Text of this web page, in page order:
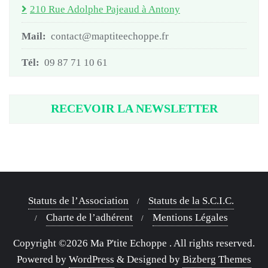
210 Rue Adolphe Pajeaud à Antony
Mail: contact@maptiteechoppe.fr
Tél: 09 87 71 10 61
RECEVOIR LA NEWSLETTER
Statuts de l’Association
Statuts de la S.C.I.C.
Charte de l’adhérent
Mentions Légales
Copyright ©2026 Ma P'tite Echoppe . All rights reserved.
Powered by WordPress & Designed by Bizberg Themes